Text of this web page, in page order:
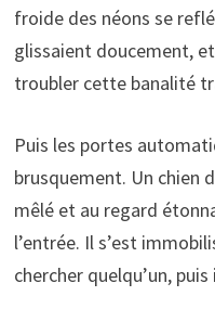
froide des néons se
glissaient doucement,
troubler cette banalité
Puis les portes
brusquement. Un chien
mêlé et au regard
l’entrée. Il s’est
chercher quelqu’un,